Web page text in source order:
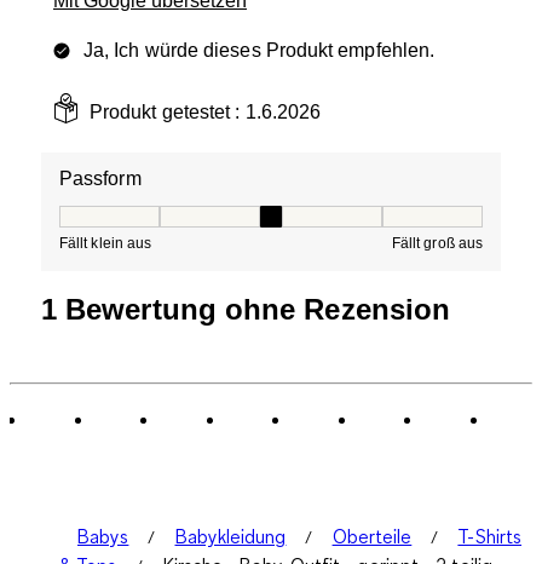
Ja, Ich würde dieses Produkt empfehlen.
Produkt getestet : 1.6.2026
Passform
Fällt klein aus Fällt groß aus
1 Bewertung ohne Rezension
Babys Babykleidung Oberteile
T-Shirts